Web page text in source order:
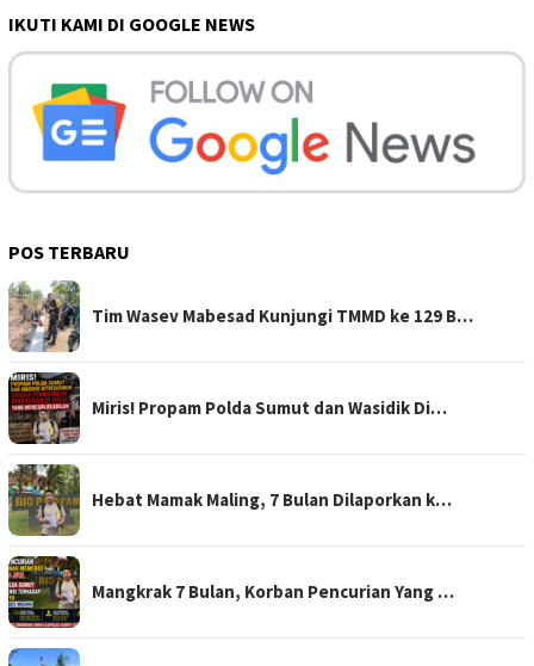
IKUTI KAMI DI GOOGLE NEWS
POS TERBARU
Tim Wasev Mabesad Kunjungi TMMD ke 129 B…
Miris! Propam Polda Sumut dan Wasidik Di…
Hebat Mamak Maling, 7 Bulan Dilaporkan k…
Mangkrak 7 Bulan, Korban Pencurian Yang …